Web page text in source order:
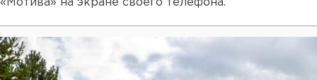
«Мотива» на экране своего телефона.